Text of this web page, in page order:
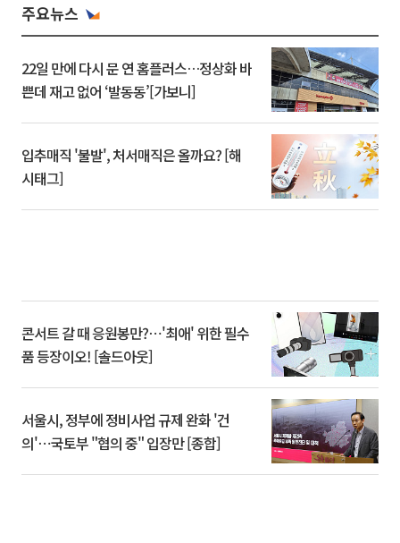
주요뉴스
22일 만에 다시 문 연 홈플러스…정상화 바
쁜데 재고 없어 ‘발동동’[가보니]
입추매직 '불발', 처서매직은 올까요? [해
시태그]
콘서트 갈 때 응원봉만?⋯'최애' 위한 필수
품 등장이오! [솔드아웃]
서울시, 정부에 정비사업 규제 완화 '건
의'⋯국토부 "협의 중" 입장만 [종합]